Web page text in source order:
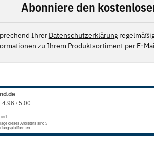
Abonniere den
Ihrer Datenschutzerklärung
zu Ihrem Produktsortiment per E-